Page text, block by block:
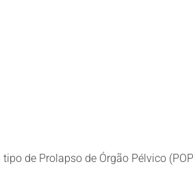
de Prolapso de Órgão Pélvico